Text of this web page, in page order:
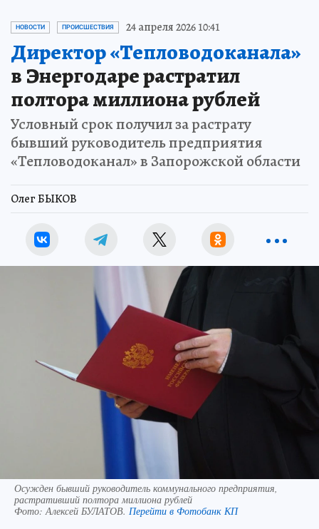
НОВОСТИ ПРОИСШЕСТВИЯ 24 апреля 2026 10:41
Директор «Тепловодоканала»
в Энергодаре растратил
полтора миллиона рублей
Условный срок получил за растрату
бывший руководитель предприятия
«Тепловодоканал» в Запорожской области
Олег БЫКОВ
Осужден бывший руководитель коммунального предприятия,
растративший полтора миллиона рублей
Фото:Алексей БУЛАТОВ. Перейти в Фотобанк КП